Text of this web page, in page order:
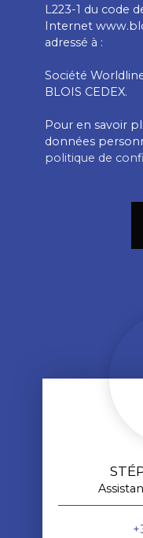
L223-1 du code
Internet
adressé à :
Société
BLOIS CEDEX.
Pour en savoir
données
politique de